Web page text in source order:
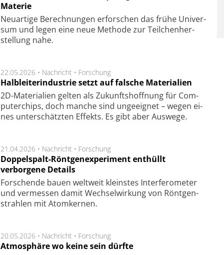
Materie
Neu­artige Be­rech­nung­en er­for­schen das frü­he Uni­ver­
sum und legen eine neue Me­tho­de zur Teil­chen­her­
stel­lung nahe.
22.05.2026 • Nachricht • Forschung
Halbleiterindustrie setzt auf falsche Materialien
2D-Mate­ri­a­li­en gel­ten als Zu­kunfts­hoff­nung für Com­
pu­ter­chips, doch man­che sind un­ge­eig­net – we­gen ei­
nes un­ter­schätz­ten Ef­fekts. Es gibt aber Aus­we­ge.
21.04.2026 • Nachricht • Forschung
Doppelspalt-Röntgenexperiment enthüllt
verborgene Details
For­schen­de bau­en welt­weit kleins­tes In­ter­fe­ro­me­ter
und ver­mes­sen da­mit Wech­sel­wir­kung von Rönt­gen­
strah­len mit Atom­ker­nen.
20.05.2026 • Nachricht • Forschung
Atmosphäre wo keine sein dürfte